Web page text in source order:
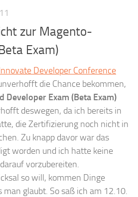
zur Magento-
Exam)
Developer Conference
die Chance bekommen,
Developer Exam (Beta Exam)
deswegen, da ich bereits in
die Zertifizierung noch nicht in
Zu knapp davor war das
worden und ich hatte keine
vorzubereiten.
so will, kommen Dinge
man glaubt. So saß ich am 12.10.